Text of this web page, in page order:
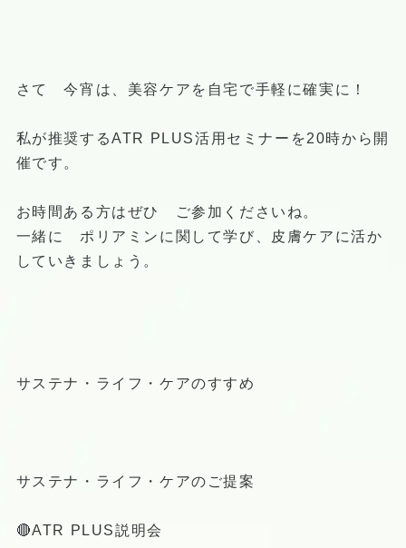
さて 今宵は、美容ケアを自宅で手軽に確実に！
私が推奨するATR PLUS活用セミナーを20時から開
催です。
お時間ある方はぜひ ご参加くださいね。
一緒に ポリアミンに関して学び、皮膚ケアに活か
していきましょう。
サステナ・ライフ・ケアのすすめ
サステナ・ライフ・ケアのご提案
🔴ATR PLUS説明会